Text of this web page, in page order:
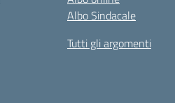
Albo Sindacale
Tutti gli argomenti